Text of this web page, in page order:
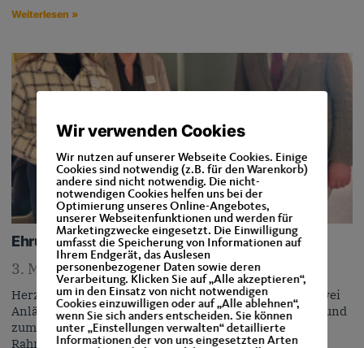
Weiterlesen »
Ehrung für politisches Lebenswerk
3. März 2025
Herzlichen Glückwunsch, Charlotte Naerger ! Gleich zwei
Anlässe wurden gefeiert. Zum einen der 90.Geburtstag und
zum anderen 53 Jahre Mitgliedschaft in der CDU. Im
Rahmen
Wir verwenden Cookies
Wir nutzen auf unserer Webseite Cookies. Einige
Cookies sind notwendig (z.B. für den Warenkorb)
andere sind nicht notwendig. Die nicht-
notwendigen Cookies helfen uns bei der
Optimierung unseres Online-Angebotes,
unserer Webseitenfunktionen und werden für
Marketingzwecke eingesetzt. Die Einwilligung
umfasst die Speicherung von Informationen auf
Ihrem Endgerät, das Auslesen
personenbezogener Daten sowie deren
Verarbeitung. Klicken Sie auf „Alle akzeptieren“,
um in den Einsatz von nicht notwendigen
Cookies einzuwilligen oder auf „Alle ablehnen“,
wenn Sie sich anders entscheiden. Sie können
unter „Einstellungen verwalten“ detaillierte
Informationen der von uns eingesetzten Arten